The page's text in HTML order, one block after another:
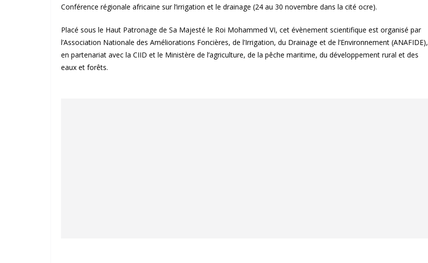
Conférence régionale africaine sur l’irrigation et le drainage (24 au 30 novembre dans la cité ocre).
Placé sous le Haut Patronage de Sa Majesté le Roi Mohammed VI, cet évènement scientifique est organisé par
l’Association Nationale des Améliorations Foncières, de l’Irrigation, du Drainage et de l’Environnement (ANAFIDE),
en partenariat avec la CIID et le Ministère de l’agriculture, de la pêche maritime, du développement rural et des
eaux et forêts.